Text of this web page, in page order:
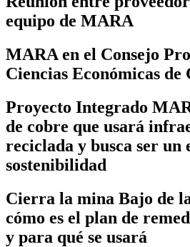
equipo de MARA
MARA en el Consejo
Ciencias Económicas de
Proyecto Integrado
de cobre que usará
reciclada y busca ser un
sostenibilidad
Cierra la mina Bajo de
cómo es el plan de
y para qué se usará